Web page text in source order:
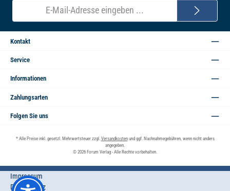
E-
Mail-
Adresse*
Kontakt
Service
Informationen
Zahlungsarten
Folgen Sie uns
* Alle Preise inkl. gesetzl. Mehrwertsteuer zzgl. Versandkostenund ggf. Nachnahmegebühren, wenn nicht anders
angegeben.
© 2026 Forum Verlag - Alle Rechte vorbehalten.
Impressum
Datenschutz